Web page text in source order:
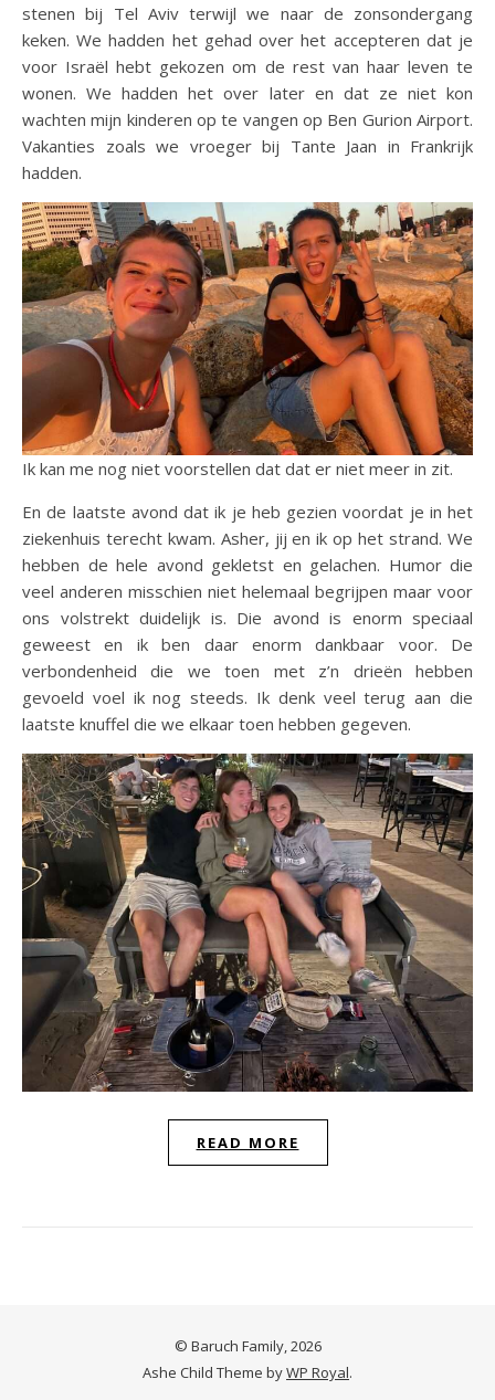
stenen bij Tel Aviv terwijl we naar de zonsondergang
keken. We hadden het gehad over het accepteren dat je
voor Israël hebt gekozen om de rest van haar leven te
wonen. We hadden het over later en dat ze niet kon
wachten mijn kinderen op te vangen op Ben Gurion Airport.
Vakanties zoals we vroeger bij Tante Jaan in Frankrijk
hadden.
Ik kan me nog niet voorstellen dat dat er niet meer in zit.
En de laatste avond dat ik je heb gezien voordat je in het
ziekenhuis terecht kwam. Asher, jij en ik op het strand. We
hebben de hele avond gekletst en gelachen. Humor die
veel anderen misschien niet helemaal begrijpen maar voor
ons volstrekt duidelijk is. Die avond is enorm speciaal
geweest en ik ben daar enorm dankbaar voor. De
verbondenheid die we toen met z’n drieën hebben
gevoeld voel ik nog steeds. Ik denk veel terug aan die
laatste knuffel die we elkaar toen hebben gegeven.
READ MORE
© Baruch Family, 2026
Ashe Child Theme byWP Royal.